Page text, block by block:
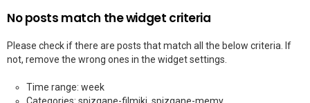
No posts match the widget criteria
Please check if there are posts that match all the below criteria. If
not, remove the wrong ones in the widget settings.
Time range: week